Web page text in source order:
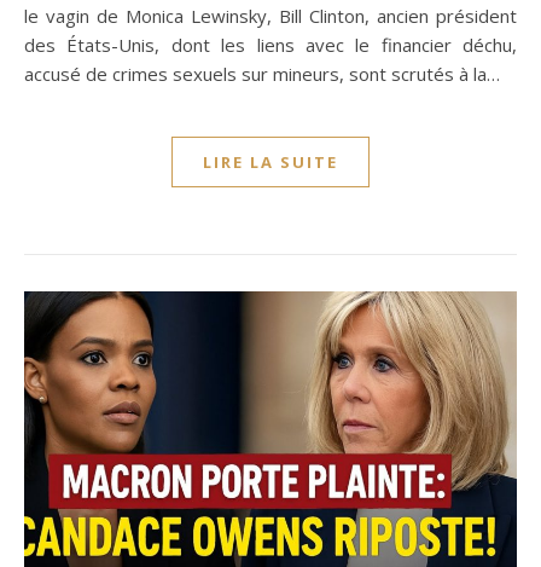
le vagin de Monica Lewinsky, Bill Clinton, ancien président
des États-Unis, dont les liens avec le financier déchu,
accusé de crimes sexuels sur mineurs, sont scrutés à la…
LIRE LA SUITE